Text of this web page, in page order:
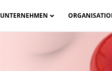
UNTERNEHMEN